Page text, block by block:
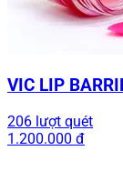
VIC LIP
206 lượt quét
1.200.000 đ